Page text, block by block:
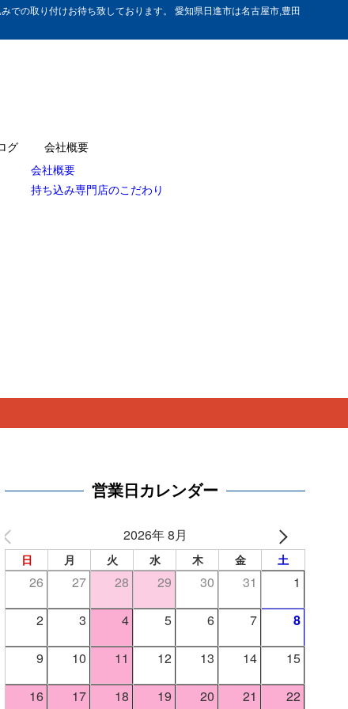
での取り付けお待ち致しております。 愛知県日進市は名古屋市,豊田
グ
会社概要
会社概要
持ち込み専門店のこだわり
営業日カレンダー
2026年 8月
日 月 火 水 木 金 土
26 27 28 29 30 31 1
2 3 4 5 6 7 8
9 10 11 12 13 14 15
16 17 18 19 20 21 22